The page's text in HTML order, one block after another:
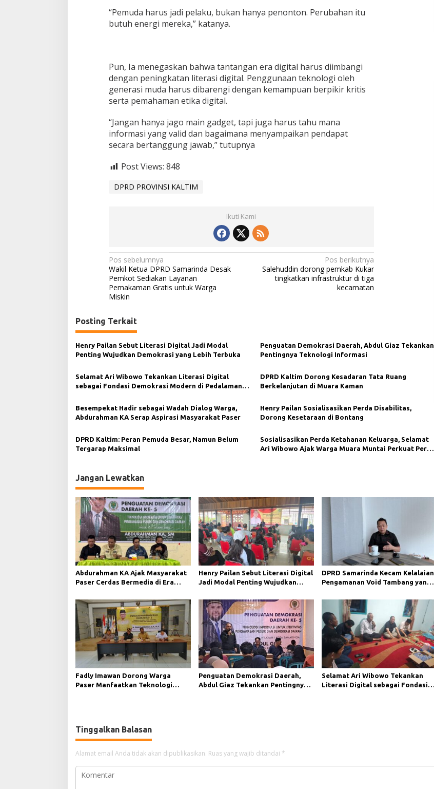
“Pemuda harus jadi pelaku, bukan hanya penonton. Perubahan itu
butuh energi mereka,” katanya.
Pun, Ia menegaskan bahwa tantangan era digital harus diimbangi
dengan peningkatan literasi digital. Penggunaan teknologi oleh
generasi muda harus dibarengi dengan kemampuan berpikir kritis
serta pemahaman etika digital.
“Jangan hanya jago main gadget, tapi juga harus tahu mana
informasi yang valid dan bagaimana menyampaikan pendapat
secara bertanggung jawab,” tutupnya
Post Views: 848
DPRD PROVINSI KALTIM
Ikuti Kami
N
a
v
g
a
s
p
o
s
Pos sebelumnya
Wakil Ketua DPRD Samarinda Desak
Pemkot Sediakan Layanan
Pemakaman Gratis untuk Warga
Miskin
Pos berikutnya
Salehuddin dorong pemkab Kukar
tingkatkan infrastruktur di tiga
kecamatan
Posting Terkait
Henry Pailan Sebut Literasi Digital Jadi Modal
Penting Wujudkan Demokrasi yang Lebih Terbuka
Penguatan Demokrasi Daerah, Abdul Giaz Tekankan
Pentingnya Teknologi Informasi
Selamat Ari Wibowo Tekankan Literasi Digital
sebagai Fondasi Demokrasi Modern di Pedalaman
DPRD Kaltim Dorong Kesadaran Tata Ruang
Berkelanjutan di Muara Kaman
Besempekat Hadir sebagai Wadah Dialog Warga,
Abdurahman KA Serap Aspirasi Masyarakat Paser
Henry Pailan Sosialisasikan Perda Disabilitas,
Dorong Kesetaraan di Bontang
DPRD Kaltim: Peran Pemuda Besar, Namun Belum
Tergarap Maksimal
Sosialisasikan Perda Ketahanan Keluarga, Selamat
Ari Wibowo Ajak Warga Muara Muntai Perkuat Peran
Jangan Lewatkan
Abdurahman KA Ajak Masyarakat
Paser Cerdas Bermedia di Era
Henry Pailan Sebut Literasi Digital
Jadi Modal Penting Wujudkan
DPRD Samarinda Kecam Kelalaian
Pengamanan Void Tambang yang
Fadly Imawan Dorong Warga
Paser Manfaatkan Teknologi
Penguatan Demokrasi Daerah,
Abdul Giaz Tekankan Pentingnya
Selamat Ari Wibowo Tekankan
Literasi Digital sebagai Fondasi
Tinggalkan Balasan
Alamat email Anda tidak akan dipublikasikan. Ruas yang wajib ditandai *